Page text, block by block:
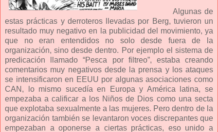
Algunas de
estas prácticas y derroteros llevadas por Berg, tuvieron un
resultado muy negativo en la publicidad del movimiento, ya
que no eran entendidos no solo desde fuera de la
organización, sino desde dentro. Por ejemplo el sistema de
predicación llamado “Pesca por filtreo”, estaba creando
comentarios muy negativos desde la prensa y los ataques
se intensificaron en EEUU por algunas asociaciones como
CAN, lo mismo sucedía en Europa y América latina, se
empezaba a calificar a los Niños de Dios como una secta
que explotaba sexualmente a las mujeres. Pero dentro de la
organización también se levantaron voces discrepantes que
empezaban a oponerse a ciertas prácticas, eso unido a